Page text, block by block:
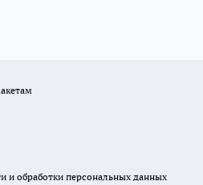
и обработки персональных данных